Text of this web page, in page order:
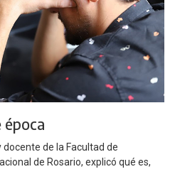
época
docente de la Facultad de
de Rosario, explicó qué es,